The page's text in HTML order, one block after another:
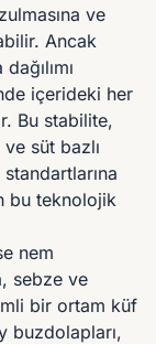
ve
Ancak
içerideki her
Bu stabilite,
süt bazlı
bu teknolojik
nem
sebze ve
bir ortam küf
buzdolapları,